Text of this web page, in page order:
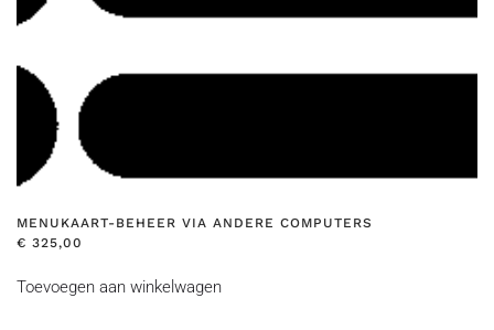
MENUKAART-BEHEER VIA ANDERE COMPUTERS
€ 325,00
Toevoegen aan winkelwagen